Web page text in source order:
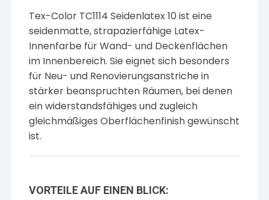
Tex-Color TC1114 Seidenlatex 10 ist eine
seidenmatte, strapazierfähige Latex-
Innenfarbe für Wand- und Deckenflächen
im Innenbereich. Sie eignet sich besonders
für Neu- und Renovierungsanstriche in
stärker beanspruchten Räumen, bei denen
ein widerstandsfähiges und zugleich
gleichmäßiges Oberflächenfinish gewünscht
ist.
VORTEILE AUF EINEN BLICK: